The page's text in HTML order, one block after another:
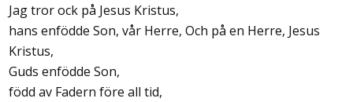
Jag tror ock på Jesus Kristus,
hans enfödde Son, vår Herre, Och på en Herre, Jesus
Kristus,
Guds enfödde Son,
född av Fadern före all tid,